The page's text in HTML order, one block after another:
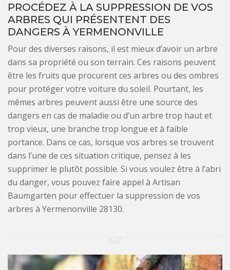
PROCÉDEZ À LA SUPPRESSION DE VOS
ARBRES QUI PRÉSENTENT DES
DANGERS À YERMENONVILLE
Pour des diverses raisons, il est mieux d’avoir un arbre
dans sa propriété ou son terrain. Ces raisons peuvent
être les fruits que procurent ces arbres ou des ombres
pour protéger votre voiture du soleil. Pourtant, les
mêmes arbres peuvent aussi être une source des
dangers en cas de maladie ou d’un arbre trop haut et
trop vieux, une branche trop longue et à faible
portance. Dans ce cas, lorsque vos arbres se trouvent
dans l’une de ces situation critique, pensez à les
supprimer le plutôt possible. Si vous voulez être à l’abri
du danger, vous pouvez faire appel à Artisan
Baumgarten pour effectuer la suppression de vos
arbres à Yermenonville 28130.